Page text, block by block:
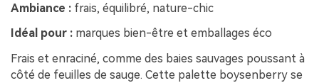
Ambiance : frais, équilibré, nature-chic
Idéal pour : marques bien-être et emballages éco
Frais et enraciné, comme des baies sauvages poussant à
côté de feuilles de sauge. Cette palette boysenberry se